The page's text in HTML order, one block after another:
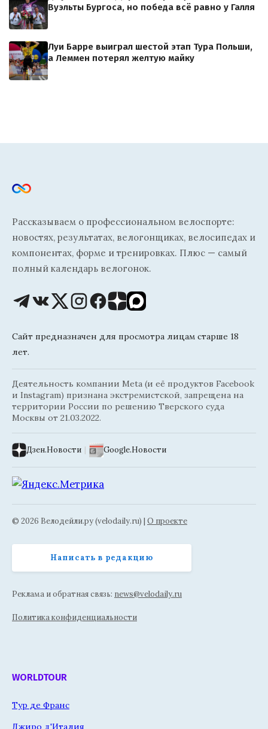
Вуэльты Бургоса, но победа всё равно у Галля
Луи Барре выиграл шестой этап Тура Польши,
а Леммен потерял желтую майку
Рассказываем о профессиональном велоспорте:
новостях, результатах, велогонщиках, велосипедах и
компонентах, форме и тренировках. Плюс — самый
полный календарь велогонок.
Сайт предназначен для просмотра лицам старше 18
лет.
Деятельность компании Meta (и её продуктов Facebook
и Instagram) признана экстремистской, запрещена на
территории России по решению Тверского суда
Москвы от 21.03.2022.
Дзен.Новости | Google.Новости
© 2026 Велодейли.ру (velodaily.ru) | О проекте
Написать в редакцию
Реклама и обратная связь: news@velodaily.ru
Политика конфиденциальности
WORLDTOUR
Тур де Франс
Джиро д'Италия